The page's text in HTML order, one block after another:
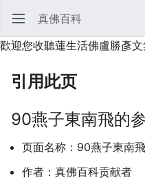
打开主菜单 真佛百科
歡迎您收聽蓮生活佛盧勝彥
引用此页
90燕子東南飛的
页面名称：90燕子東南飛
作者：真佛百科贡献者